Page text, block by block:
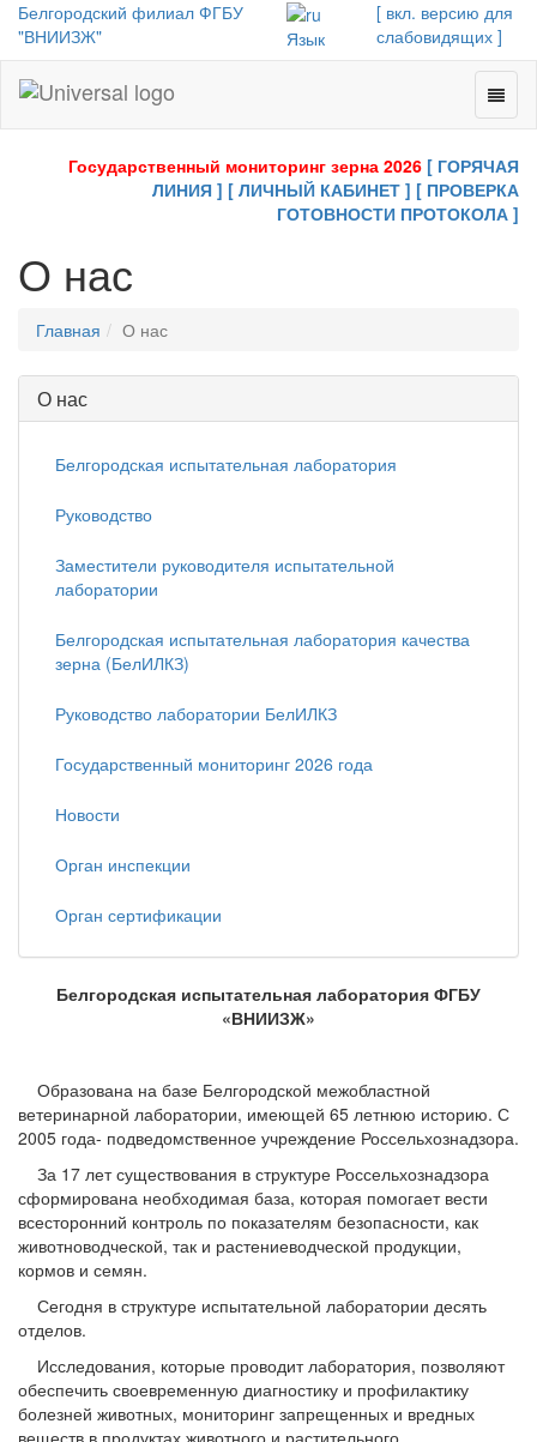
Белгородский филиал ФГБУ
"ВНИИЗЖ"
Язык
[ вкл. версию для
слабовидящих ]
-
Toggle
Государственный мониторинг зерна 2026 [ ГОРЯЧАЯ
ЛИНИЯ ] [ ЛИЧНЫЙ КАБИНЕТ ] [ ПРОВЕРКА
ГОТОВНОСТИ ПРОТОКОЛА ]
О нас
Главная О нас
О нас
Белгородская испытательная лаборатория
Руководство
Заместители руководителя испытательной
лаборатории
Белгородская испытательная лаборатория качества
зерна (БелИЛКЗ)
Руководство лаборатории БелИЛКЗ
Государственный мониторинг 2026 года
Новости
Орган инспекции
Орган сертификации
Белгородская испытательная лаборатория ФГБУ
«ВНИИЗЖ»
Образована на базе Белгородской межобластной
ветеринарной лаборатории, имеющей 65 летнюю историю. С
2005 года- подведомственное учреждение Россельхознадзора.
За 17 лет существования в структуре Россельхознадзора
сформирована необходимая база, которая помогает вести
всесторонний контроль по показателям безопасности, как
животноводческой, так и растениеводческой продукции,
кормов и семян.
Сегодня в структуре испытательной лаборатории десять
отделов.
Исследования, которые проводит лаборатория, позволяют
обеспечить своевременную диагностику и профилактику
болезней животных, мониторинг запрещенных и вредных
веществ в продуктах животного и растительного